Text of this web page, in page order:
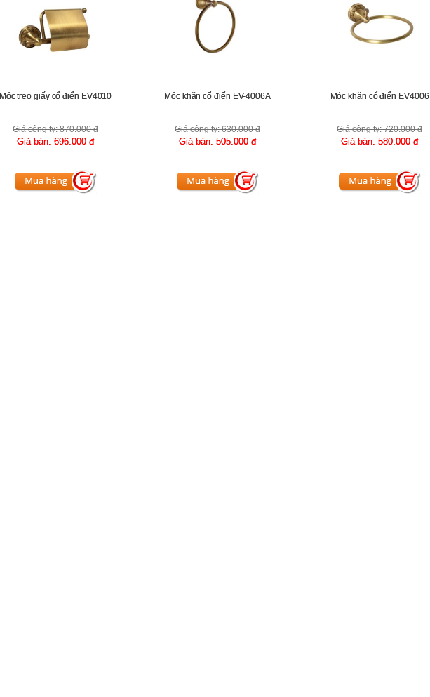
Móc treo giấy cổ điển EV4010
Giá công ty:870.000 đ
Giá bán: 696.000 đ
Móc khăn cổ điển EV-4006A
Giá công ty:630.000 đ
Giá bán: 505.000 đ
Móc khăn cổ điển EV4006
Giá công ty:720.000 đ
Giá bán: 580.000 đ